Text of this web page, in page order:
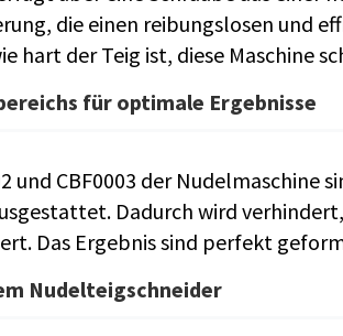
die einen reibungslosen und
hart der Teig ist, diese Maschine
für optimale Ergebnisse
und CBF0003 der Nudelmaschine
Dadurch wird
Das Ergebnis sind perfekt
Nudelteigschneider